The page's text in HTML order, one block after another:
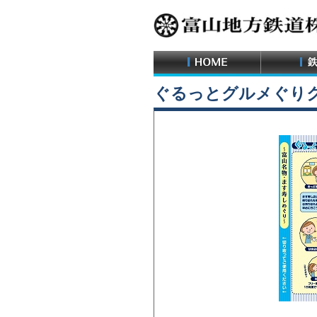
ぐるっとグルメぐり